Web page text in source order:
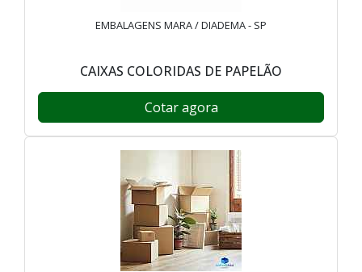
EMBALAGENS MARA / DIADEMA - SP
CAIXAS COLORIDAS DE PAPELÃO
Cotar agora